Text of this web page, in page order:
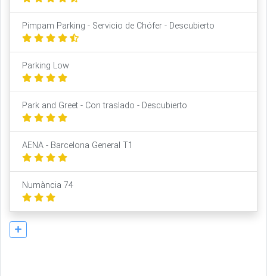
Pimpam Parking - Servicio de Chófer - Descubierto
Parking Low
Park and Greet - Con traslado - Descubierto
AENA - Barcelona General T1
Numància 74